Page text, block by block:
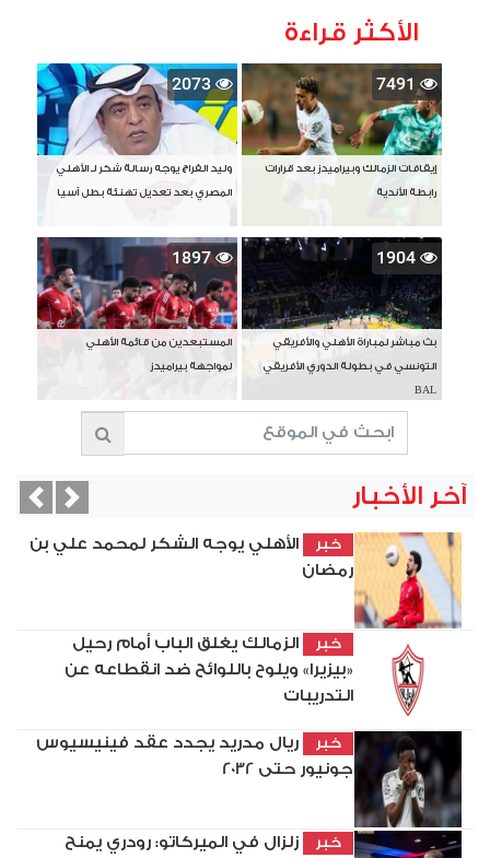
الأكثر قراءة
7491
إيقافات الزمالك وبيراميدز بعد قرارات
رابطة الأندية
2073
وليد الفراج يوجه رسالة شكر لـ الأهلي
المصري بعد تعديل تهنئة بطل آسيا
1904
بث مباشر لمباراة الأهلي والأفريقي
التونسي في بطولة الدوري الأفريقي
BAL
1897
المستبعدين من قائمة الأهلي
لمواجهة بيراميدز
آخر الأخبار
خبر
الأهلي يوجه الشكر لمحمد علي بن
رمضان
خبر
الزمالك يغلق الباب أمام رحيل
«بيزيرا» ويلوح باللوائح ضد انقطاعه عن
التدريبات
خبر
ريال مدريد يجدد عقد فينيسيوس
جونيور حتى 2032
خبر
زلزال في الميركاتو: رودري يمنح
Next